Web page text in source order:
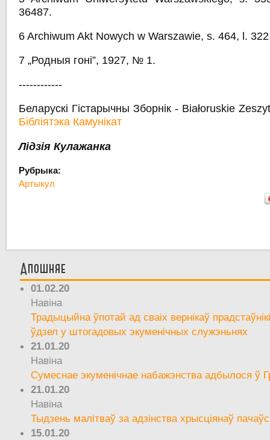
36487.
6 Archiwum Akt Nowych w Warszawie, s. 464, l.
7 „Родныя гоні”, 1927, № 1.
------------
Беларускі Гістарычны Зборнік - Białoruskie
Бібліятэка Камунікат
Лідзія Кулажанка
Рубрыка:
Артыкул
Апошняе
01.02.20
Навіна
Традыцыйна ўпотай ад сваіх вернікаў
ўдзел у штогадовых экуменічных служэньнях
21.01.20
Навіна
Сумеснае экуменічнае набажэнства адбылося ў
21.01.20
Навіна
Тыдзень малітваў за адзінства хрысціянаў
15.01.20